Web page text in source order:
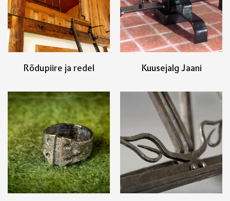
Rõdupiire ja redel Kuusejalg Jaani